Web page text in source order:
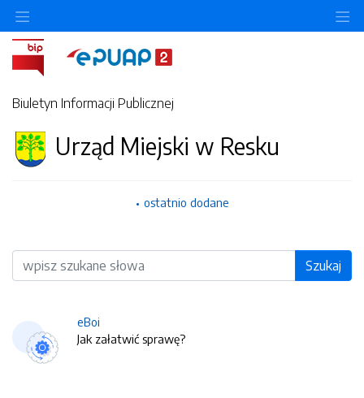
Biuletyn Informacji Publicznej
Urząd Miejski w Resku
ostatnio dodane
Wyszukiwarka Szukaj
eBoi
Jak załatwić sprawę?